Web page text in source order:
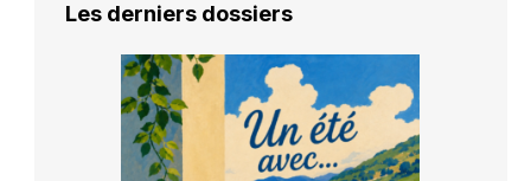
Les derniers dossiers